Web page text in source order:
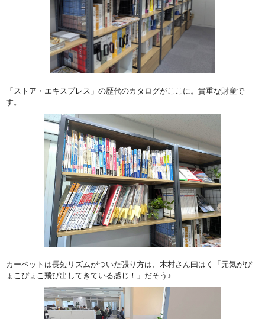
「ストア・エキスプレス」の歴代のカタログがここに。貴重な財産で
す。
カーペットは長短リズムがついた張り方は、木村さん曰はく「元気がぴ
ょこぴょこ飛び出してきている感じ！」だそう♪